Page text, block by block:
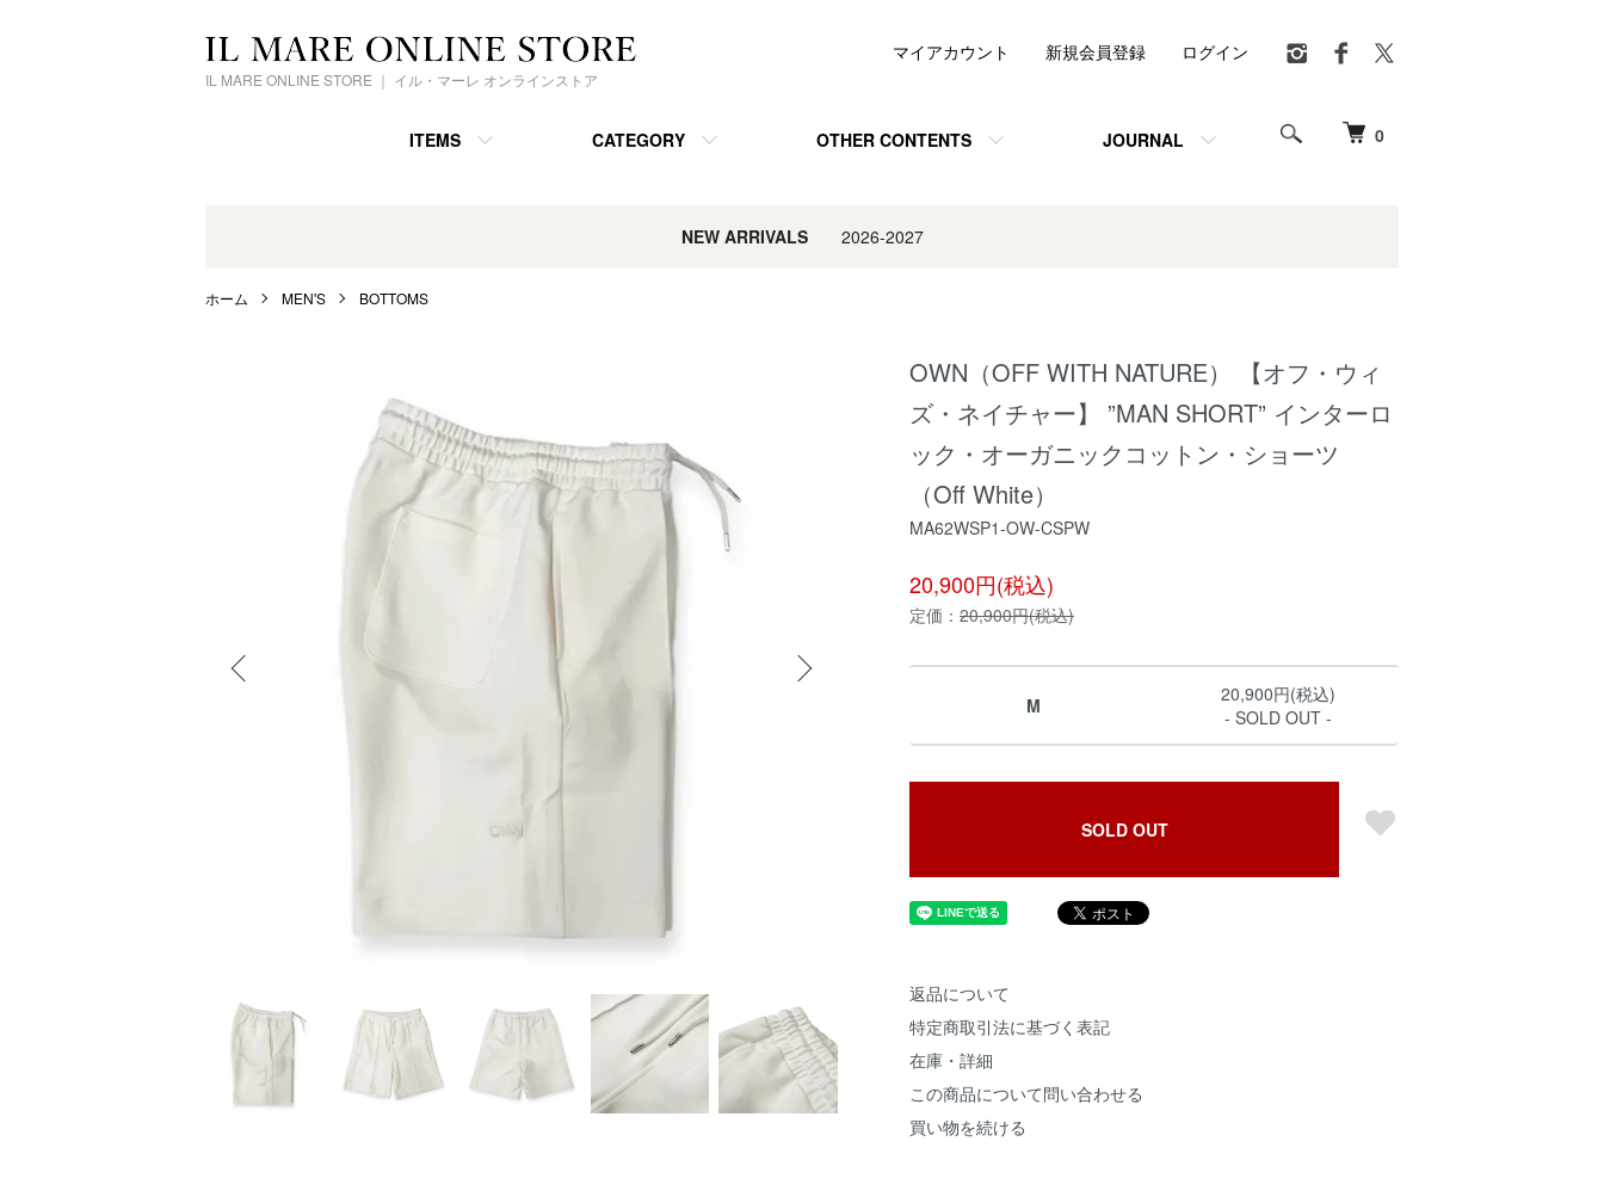
IL MARE ONLINE STORE ｜ イル・マーレ オンラインストア
0
ITEMS CATEGORY OTHER CONTENTS JOURNAL
マイアカウント 新規会員登録 ログイン
NEW ARRIVALS2026-2027
ホーム MEN'S BOTTOMS
OWN（OFF WITH NATURE） 【オフ・ウィ
ズ・ネイチャー】 ”MAN SHORT” インターロ
ック・オーガニックコットン・ショーツ
（Off White）
MA62WSP1-OW-CSPW
20,900円(税込)
定価： 20,900円(税込)
M
20,900円(税込)
- SOLD OUT -
SOLD OUT
返品について
特定商取引法に基づく表記
在庫・詳細
この商品について問い合わせる
買い物を続ける